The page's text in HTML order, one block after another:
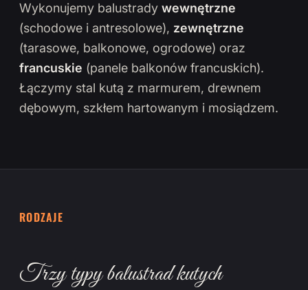
Wykonujemy balustrady wewnętrzne
(schodowe i antresolowe), zewnętrzne
(tarasowe, balkonowe, ogrodowe) oraz
francuskie (panele balkonów francuskich).
Łączymy stal kutą z marmurem, drewnem
dębowym, szkłem hartowanym i mosiądzem.
RODZAJE
Trzy typy balustrad kutych